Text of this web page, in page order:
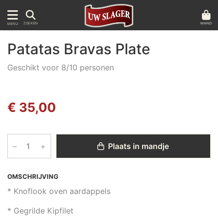
MENU ZOEKEN MAND
OMSCHRIJVING
* Knoflook oven aardappels
* Gegrilde Kipfilet
Patatas Bravas Plate
Geschikt voor 8/10 personen
€ 35,00
– + Plaats in mandje